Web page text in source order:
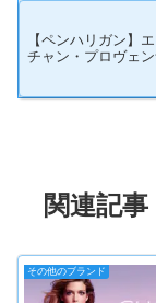
【ペンハリガン】
チャン・プロヴェン
関連記事
その他のブランド